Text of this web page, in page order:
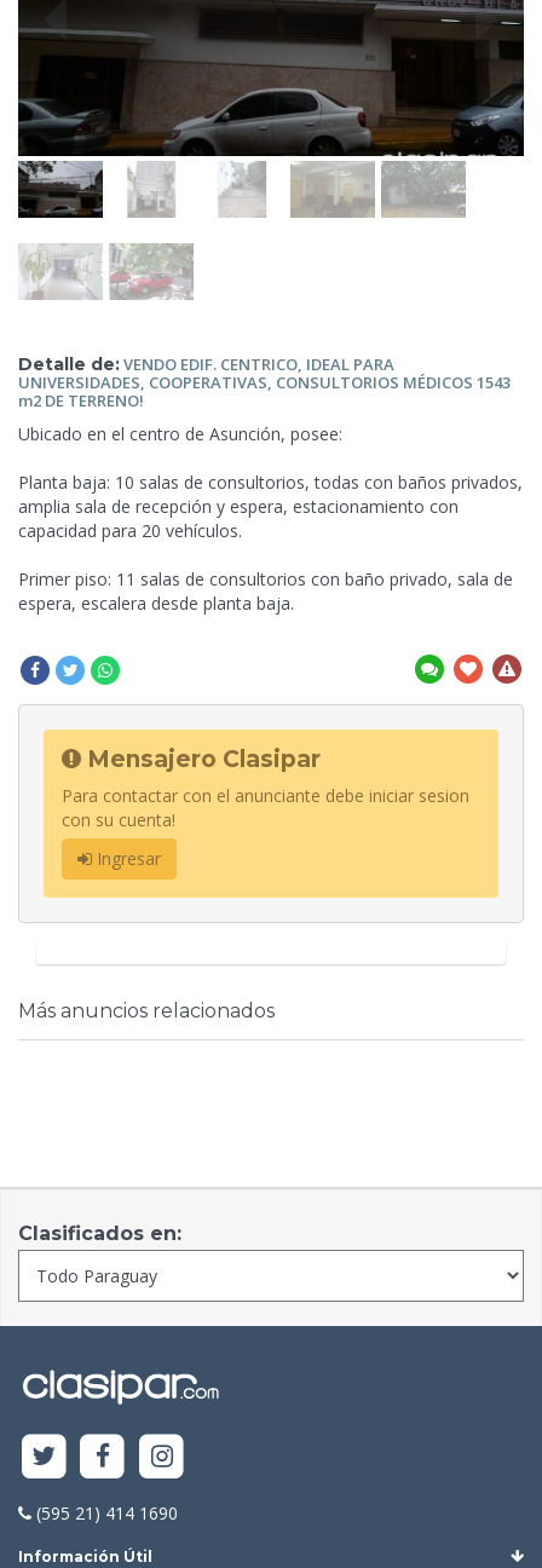
Detalle de:VENDO EDIF. CENTRICO, IDEAL PARA
UNIVERSIDADES, COOPERATIVAS, CONSULTORIOS MÉDICOS 1543
m2 DE TERRENO!
Ubicado en el centro de Asunción, posee:
Planta baja: 10 salas de consultorios, todas con baños privados,
amplia sala de recepción y espera, estacionamiento con
capacidad para 20 vehículos.
Primer piso: 11 salas de consultorios con baño privado, sala de
espera, escalera desde planta baja.
Mensajero Clasipar
Para contactar con el anunciante debe iniciar sesion
con su cuenta!
Ingresar
Más anuncios relacionados
Clasificados en:
(595 21) 414 1690
Información Útil